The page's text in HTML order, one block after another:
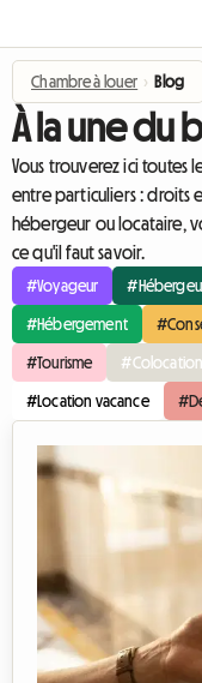
Chambre à louer › Blog
À la une du
Vous trouverez ici toutes
entre particuliers : droits
hébergeur ou locataire,
ce qu'il faut savoir.
#Voyageur
#Hébergement
#Tourisme #Colocation
#Location vacance